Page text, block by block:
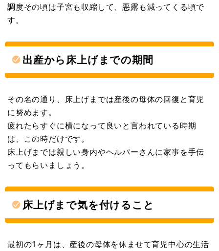
調度その頃は子宮も収縮して、悪露も減ってくる頃で
す。
出産から床上げまでの期間
その名の通り、床上げまでは産後の母体の回復と育児
に努めます。
疲れたらすぐに横になって良いと言われている時期
は、この時だけです。
床上げまでは親しい身内やヘルパーさんに家事を手伝
ってもらいましょう。
床上げまで気を付けること
最初の1ヶ月は、産後の母体を休ませて育児中心の生活